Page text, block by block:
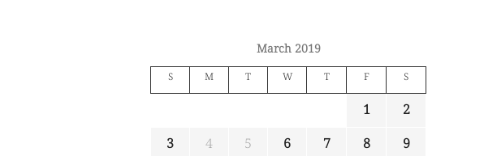
March 2019
S M T W T F S
1
2
3
4 5 6 7 8
9